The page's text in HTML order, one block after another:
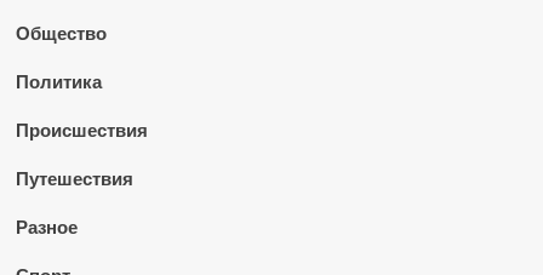
Общество
Политика
Происшествия
Путешествия
Разное